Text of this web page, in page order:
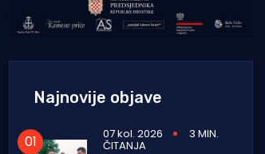
Najnovije objave
07 kol. 2026 3 MIN.
ČITANJA